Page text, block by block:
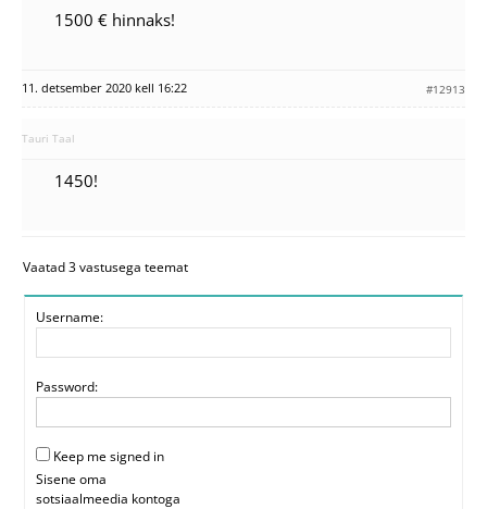
1500 € hinnaks!
11. detsember 2020 kell 16:22 #12913
Tauri Taal
1450!
Vaatad 3 vastusega teemat
Username:
Password:
Keep me signed in
Sisene oma
sotsiaalmeedia kontoga